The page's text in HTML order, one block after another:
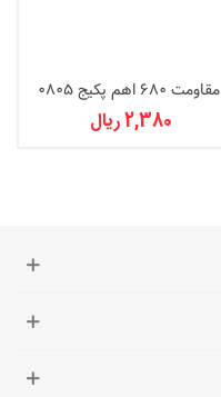
مقاومت 680 اهم پکیج 0805
2,380 ریال